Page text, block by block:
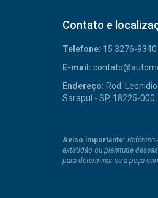
Contato e
Telefone: 15 3276-9340
E-mail:
Endereço: Rod.
Sarapuí - SP, 18225-000
Aviso importante:
extatidão ou plenitude
para determinar se a peça